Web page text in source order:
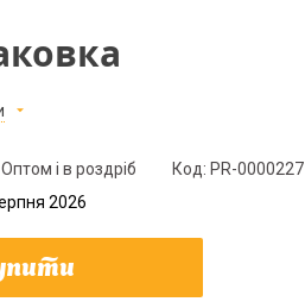
Оптом і в роздріб Код: PR-0000227
2026